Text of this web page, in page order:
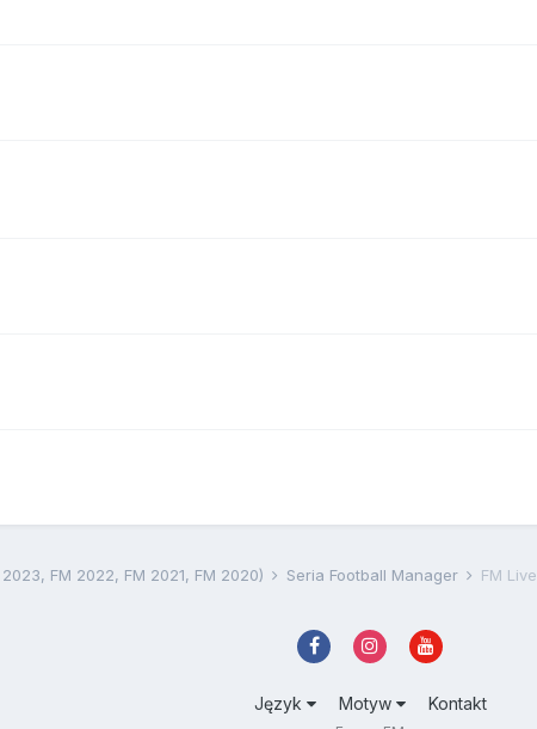
FM 2022, FM 2021, FM 2020) Seria Football Manager FM Live
Język Motyw Kontakt